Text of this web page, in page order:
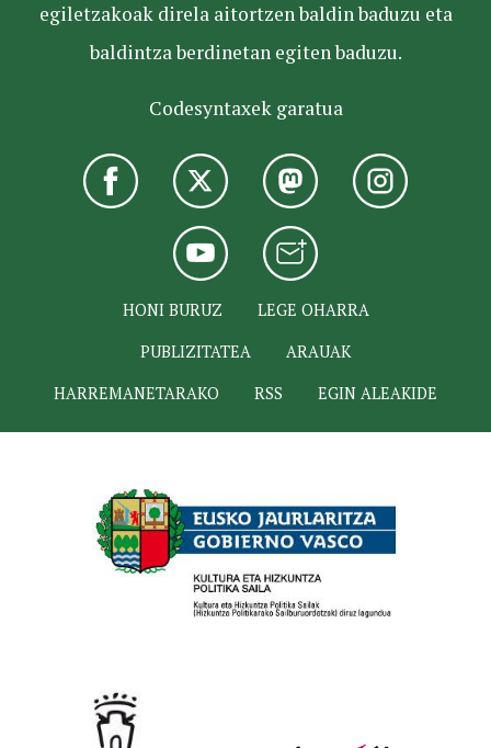
egiletzakoak direla aitortzen baldin baduzu eta
baldintza berdinetan egiten baduzu.
Codesyntaxek garatua
HONI BURUZ
LEGE OHARRA
PUBLIZITATEA
ARAUAK
HARREMANETARAKO
RSS EGIN ALEAKIDE